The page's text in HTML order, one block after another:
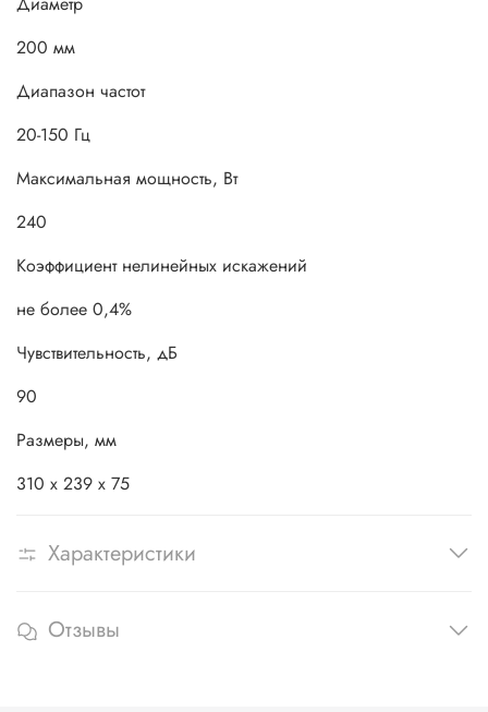
200 мм
Диапазон частот
20-150 Гц
Максимальная мощность, Вт
240
Коэффициент нелинейных искажений
не более 0,4%
Чувствительность, дБ
90
Размеры, мм
310 х 239 x 75
Характеристики
Отзывы